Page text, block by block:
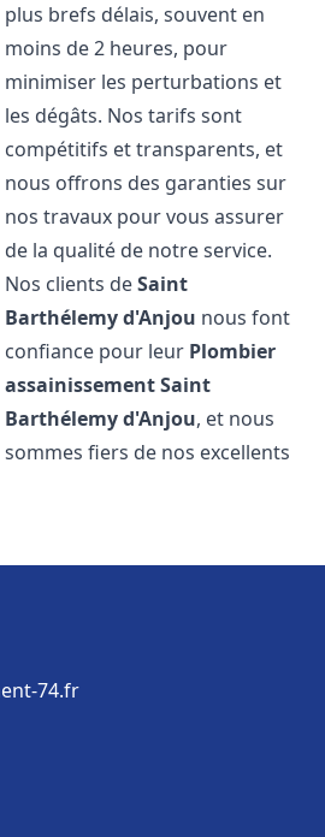
plus brefs délais, souvent en
moins de 2 heures, pour
minimiser les perturbations et
les dégâts. Nos tarifs sont
compétitifs et transparents, et
nous offrons des garanties sur
nos travaux pour vous assurer
de la qualité de notre service.
Nos clients deSaint
Barthélemy d'Anjou nous font
confiance pour leur Plombier
assainissementSaint
Barthélemy d'Anjou, et nous
sommes fiers de nos excellents
74.fr